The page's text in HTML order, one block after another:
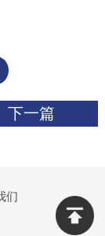
下一篇
们